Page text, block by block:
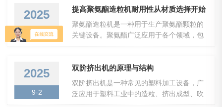
因此，出料后的高效、可控冷却是确保颗粒
质量与工艺稳定性的重要的环节。本文将系
统阐述实验室造粒机常用的出料冷却方式及
其原理、特点与应用选择。一...
融效果、混合效果以及颗粒的均匀性。1.加
料方式：常采用强制加料和自流加料两种方
式。强制加料适用于大多数塑料的处理，能
料段通常分为多个区段，包括送料区、压缩
区和塑化区。在这些区域中，原料逐渐熔化
并被剪切成所需的颗粒形态。正确的加料速
度能够有效控制塑料在...
2025
9-16
提高聚氨酯造粒机耐用性从材质选择开始
聚氨酯造粒机是一种用于生产聚氨酯颗粒的
关键设备。聚氨酯广泛应用于各个领域，包
括建筑、汽车、家电、鞋材、涂料等行业，
有重要地位。工作原理主要是通过机械压
力、热量等手段，将聚氨酯原料处理成粒状
产品。为了保证造粒机能够长期稳定运行并
2025
9-2
双阶挤出机的原理与结构
双阶挤出机是一种常见的塑料加工设备，广
泛应用于塑料工业中的造粒、挤出成型、吹
塑、薄膜、管材等生产过程中。与单阶挤出